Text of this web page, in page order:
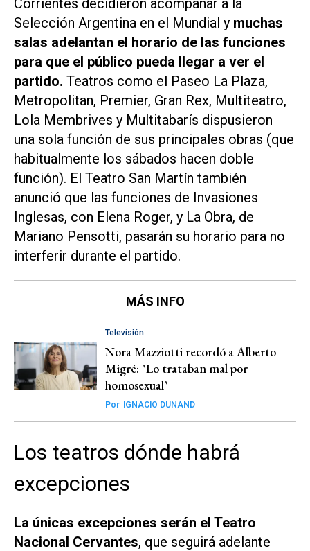
Corrientes decidieron acompañar a la
Selección Argentina en el Mundial y muchas
salas adelantan el horario de las funciones
para que el público pueda llegar a ver el
partido. Teatros como el Paseo La Plaza,
Metropolitan, Premier, Gran Rex, Multiteatro,
Lola Membrives y Multitabarís dispusieron
una sola función de sus principales obras (que
habitualmente los sábados hacen doble
función). El Teatro San Martín también
anunció que las funciones de Invasiones
Inglesas, con Elena Roger, y La Obra, de
Mariano Pensotti, pasarán su horario para no
interferir durante el partido.
MÁS INFO
Televisión
Nora Mazziotti recordó a Alberto
Migré: "Lo trataban mal por
homosexual"
Por IGNACIO DUNAND
Los teatros dónde habrá
excepciones
La únicas excepciones serán el Teatro
Nacional Cervantes, que seguirá adelante